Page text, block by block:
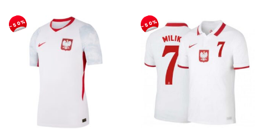
-50% -50%